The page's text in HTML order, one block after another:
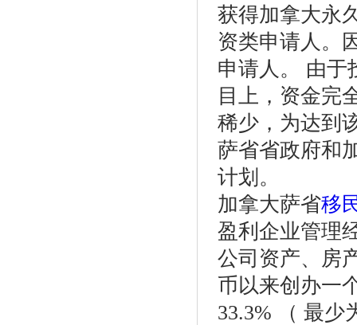
获得加拿大永
资类申请人。
申请人。 由于
目上，资金完
稀少，为达到
萨省省政府和
计划。
加拿大萨省移
盈利企业管理
公司资产、房
币以来创办一
33.3% （ 最少